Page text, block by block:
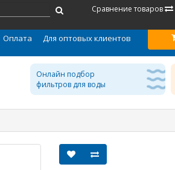
Сравнение товаров
Оплата Для оптовых клиентов
Онлайн подбор
фильтров для воды